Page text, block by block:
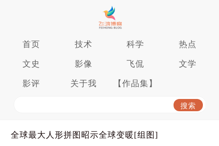
首页 技术 科学 热点
文史 影像 飞侃 文学
影评 关于我 【作品集】
全球最大人形拼图昭示全球变暖[组图]